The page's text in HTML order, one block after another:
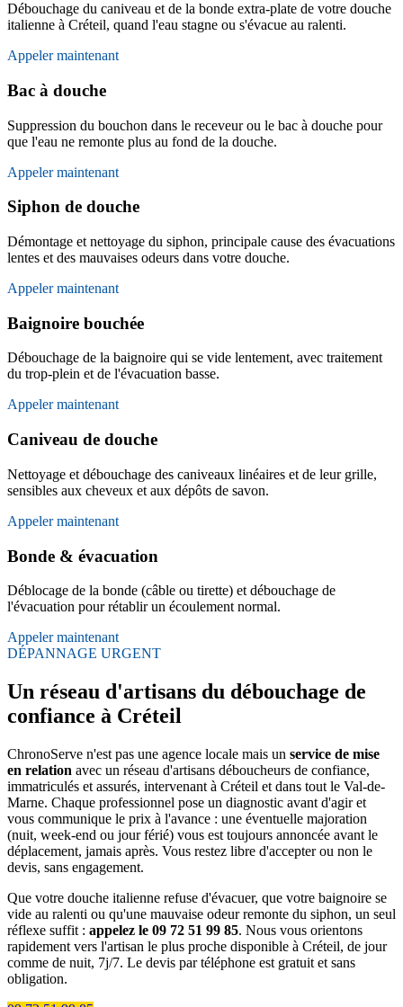
Débouchage du caniveau et de la bonde extra-plate de votre douche
italienne à Créteil, quand l'eau stagne ou s'évacue au ralenti.
Appeler maintenant
Bac à douche
Suppression du bouchon dans le receveur ou le bac à douche pour
que l'eau ne remonte plus au fond de la douche.
Appeler maintenant
Siphon de douche
Démontage et nettoyage du siphon, principale cause des évacuations
lentes et des mauvaises odeurs dans votre douche.
Appeler maintenant
Baignoire bouchée
Débouchage de la baignoire qui se vide lentement, avec traitement
du trop-plein et de l'évacuation basse.
Appeler maintenant
Caniveau de douche
Nettoyage et débouchage des caniveaux linéaires et de leur grille,
sensibles aux cheveux et aux dépôts de savon.
Appeler maintenant
Bonde & évacuation
Déblocage de la bonde (câble ou tirette) et débouchage de
l'évacuation pour rétablir un écoulement normal.
Appeler maintenant
DÉPANNAGE URGENT
Un réseau d'artisans du débouchage de
confiance à Créteil
ChronoServe n'est pas une agence locale mais un service de mise
en relation avec un réseau d'artisans déboucheurs de confiance,
immatriculés et assurés, intervenant à Créteil et dans tout le Val-de-
Marne. Chaque professionnel pose un diagnostic avant d'agir et
vous communique le prix à l'avance : une éventuelle majoration
(nuit, week-end ou jour férié) vous est toujours annoncée avant le
déplacement, jamais après. Vous restez libre d'accepter ou non le
devis, sans engagement.
Que votre douche italienne refuse d'évacuer, que votre baignoire se
vide au ralenti ou qu'une mauvaise odeur remonte du siphon, un seul
réflexe suffit : appelez le 09 72 51 99 85. Nous vous orientons
rapidement vers l'artisan le plus proche disponible à Créteil, de jour
comme de nuit, 7j/7. Le devis par téléphone est gratuit et sans
obligation.